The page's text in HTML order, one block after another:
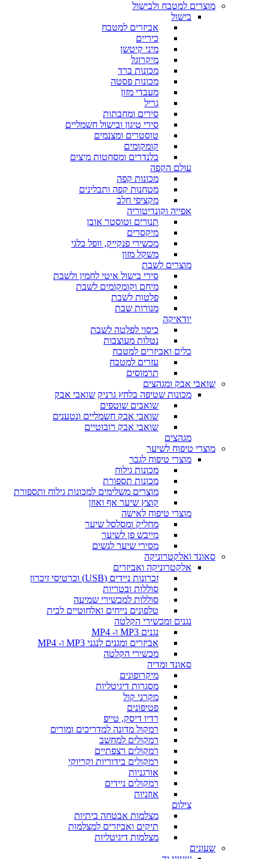
מוצרים למטבח ולבישול
בישול
אביזרים למטבח
כיריים
מיני קיטשן
מיקרוגל
מכונות ברד
מכונות פסטה
מעבדי מזון
גריל
סירים ומחבתות
סירי טיגון ובישול חשמליים
טוסטרים ומצנמים
קומקומים
בלנדרים ומסחטות מיצים
עולם הקפה
מכונות קפה
מטחנות קפה ותבלינים
מקציפי חלב
אפייה וקונדיטוריה
תנורים וטוסטר אובן
מיקסרים
מכשירי פנקייק, וופל בלגי
משקל מזון
מוצרים לשבת
סירי בישול איטי לחמין ולשבת
מיחם וקומקומים לשבת
פלטות לשבת
מנורות שבת
יודאיקה
כיסוי לפלטה לשבת
נטלות מעוצבות
כלים ואביזרים למטבח
עזרים למטבח
תרמוסים
שואבי אבק ומגהצים
מכונות שטיפה בלחץ גרניק שואבי אבק
שואבים שוטפים
שואבי אבק חשמליים ונטענים
שואבי אבק רובוטיים
מגהצים
מוצרי טיפוח לשיער
מוצרי טיפוח לגבר
מכונות גילוח
מכונות תספורת
מוצרים משלימים למכונות גילוח ותספורת
קוצץ שיער אף ואוזן
מוצרי טיפוח לאישה
מחליק ומסלסל שיער
מייבש פן לשיער
מסירי שיער לנשים
סאונד ואלקטרוניקה
אלקטרוניקה ואביזרים
זכרונות ניידים (USB) וכרטיסי זיכרון
סוללות ובטריות
סוללות למכשירי שמיעה
טלפונים נייחים ואלחוטיים לבית
נגנים ומכשירי הקלטה
נגנים MP3 ו- MP4
אביזרים ומגנים לנגני MP3 ו- MP4
מכשירי הקלטה
סאונד ומדיה
מיקרופונים
מסגרות דיגיטליות
מקרני קול
פטיפונים
רדיו דיסק, טייפ
רמקול מדונה למדריכים ומורים
רמקולים למחשב
רמקולים רצפתיים
רמקולים בידוריות וקריוקי
אורגניות
רמקולים ניידים
אוזניות
צילום
מצלמות אבטחה ביתיות
תיקים ואביזרים למצלמות
מצלמות דיגיטליות
שעונים